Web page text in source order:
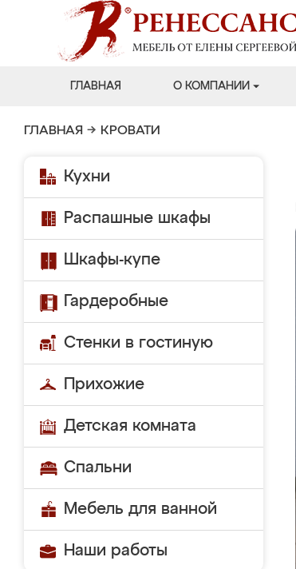
ГЛАВНАЯ О КОМПАНИИ
ГЛАВНАЯ → КРОВАТИ
Кухни
Распашные шкафы
Шкафы-купе
Гардеробные
Стенки в гостиную
Прихожие
Детская комната
Спальни
Мебель для ванной
Наши работы